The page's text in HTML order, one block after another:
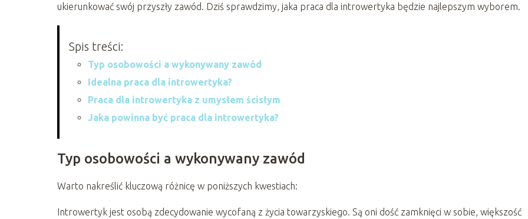
ukierunkować swój przyszły zawód. Dziś sprawdzimy, jaka praca dla introwertyka będzie najlepszym wyborem.
Spis treści:
Typ osobowości a wykonywany zawód
Idealna praca dla introwertyka?
Praca dla introwertyka z umysłem ścisłym
Jaka powinna być praca dla introwertyka?
Typ osobowości a wykonywany zawód
Warto nakreślić kluczową różnicę w poniższych kwestiach:
Introwertyk jest osobą zdecydowanie wycofaną z życia towarzyskiego. Są oni dość zamknięci w sobie, większość